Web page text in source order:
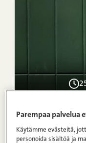
Grillatut
Parempaa palvelua
Käytämme evästeitä,
personoida sisältöä ja